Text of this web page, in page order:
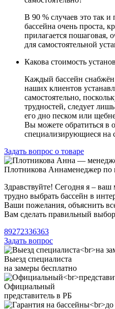
В 90 % случаев это так и
бассейна очень проста,
прилагается пошаговая,
для самостоятельной
Какова стоимость
Каждый бассейн
наших клиентов
самостоятельно,
трудностей, следует
его дно песком или
Вы можете обратиться в
специализирующиеся на
Задать вопрос о товаре
Плотникова Аннаменеджер по
Здравствуйте! Сегодня я –
трудно выбрать бассейн в
Ваши пожелания, объяснить
Вам сделать правильный
89272336363
Задать вопрос
Выезд специалиста
на замеры бесплатно
Официальный
представитель в РБ